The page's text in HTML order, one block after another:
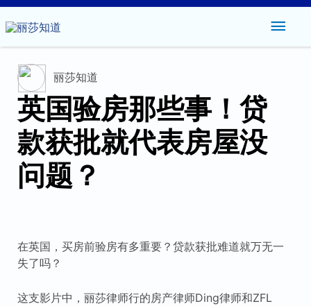
主
丽莎知道
英国验房那些事！贷
款获批就代表房屋没
问题？
在英国，买房前验房有多重要？贷款获批难道就万无一
失了吗？
这支影片中，丽莎律师行的房产律师Ding律师和ZFL